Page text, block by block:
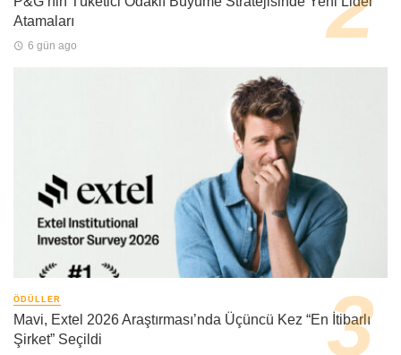
Atamaları
6 gün ago
ÖDÜLLER
Mavi, Extel 2026 Araştırması’nda Üçüncü Kez “En İtibarlı
Şirket” Seçildi